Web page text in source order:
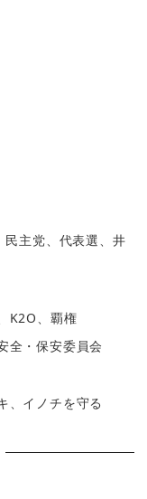
民主党、代表選、井
K2O、覇権
全・保安委員会
、イノチを守る